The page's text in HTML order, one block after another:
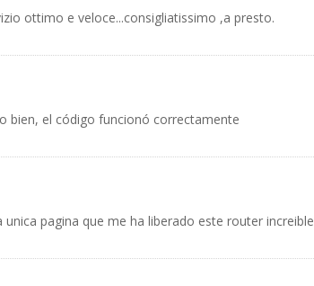
ottimo e veloce...consigliatissimo ,a presto.
bien, el código funcionó correctamente
unica pagina que me ha liberado este router increible